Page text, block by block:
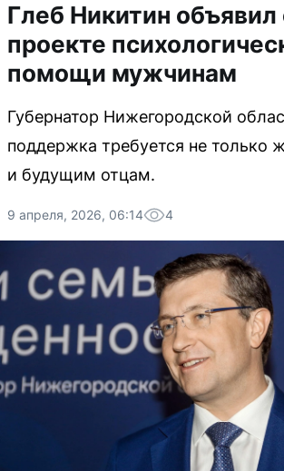
Глеб Никитин объявил
проекте
помощи мужчинам
Губернатор Нижегородской
поддержка требуется не только
и будущим отцам.
9 апреля, 2026, 06:14 4